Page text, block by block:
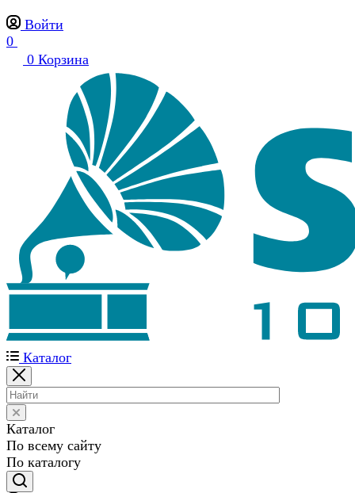
Войти
0
0 Корзина
Каталог
Каталог
По всему сайту
По каталогу